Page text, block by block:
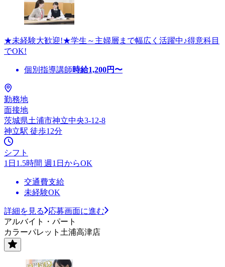
★未経験大歓迎!★学生～主婦層まで幅広く活躍中♪得意科目
でOK!
個別指導講師時給1,200円〜
勤務地
面接地
茨城県土浦市神立中央3-12-8
神立駅 徒歩12分
シフト
1日1.5時間 週1日からOK
交通費支給
未経験OK
詳細を見る
応募画面に進む
アルバイト・パート
カラーパレット土浦高津店